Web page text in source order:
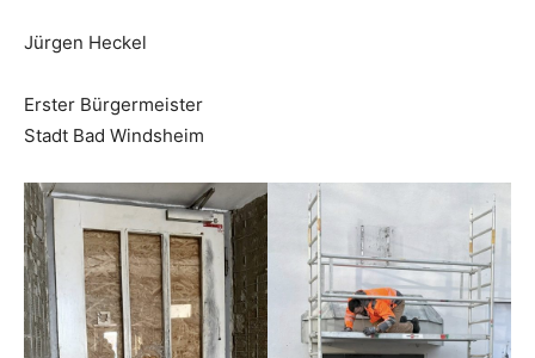
Jürgen Heckel
Erster Bürgermeister
Stadt Bad Windsheim